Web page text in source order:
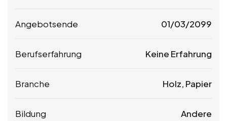
Angebotsende 01/03/2099
Berufserfahrung Keine Erfahrung
Branche Holz, Papier
Bildung Andere